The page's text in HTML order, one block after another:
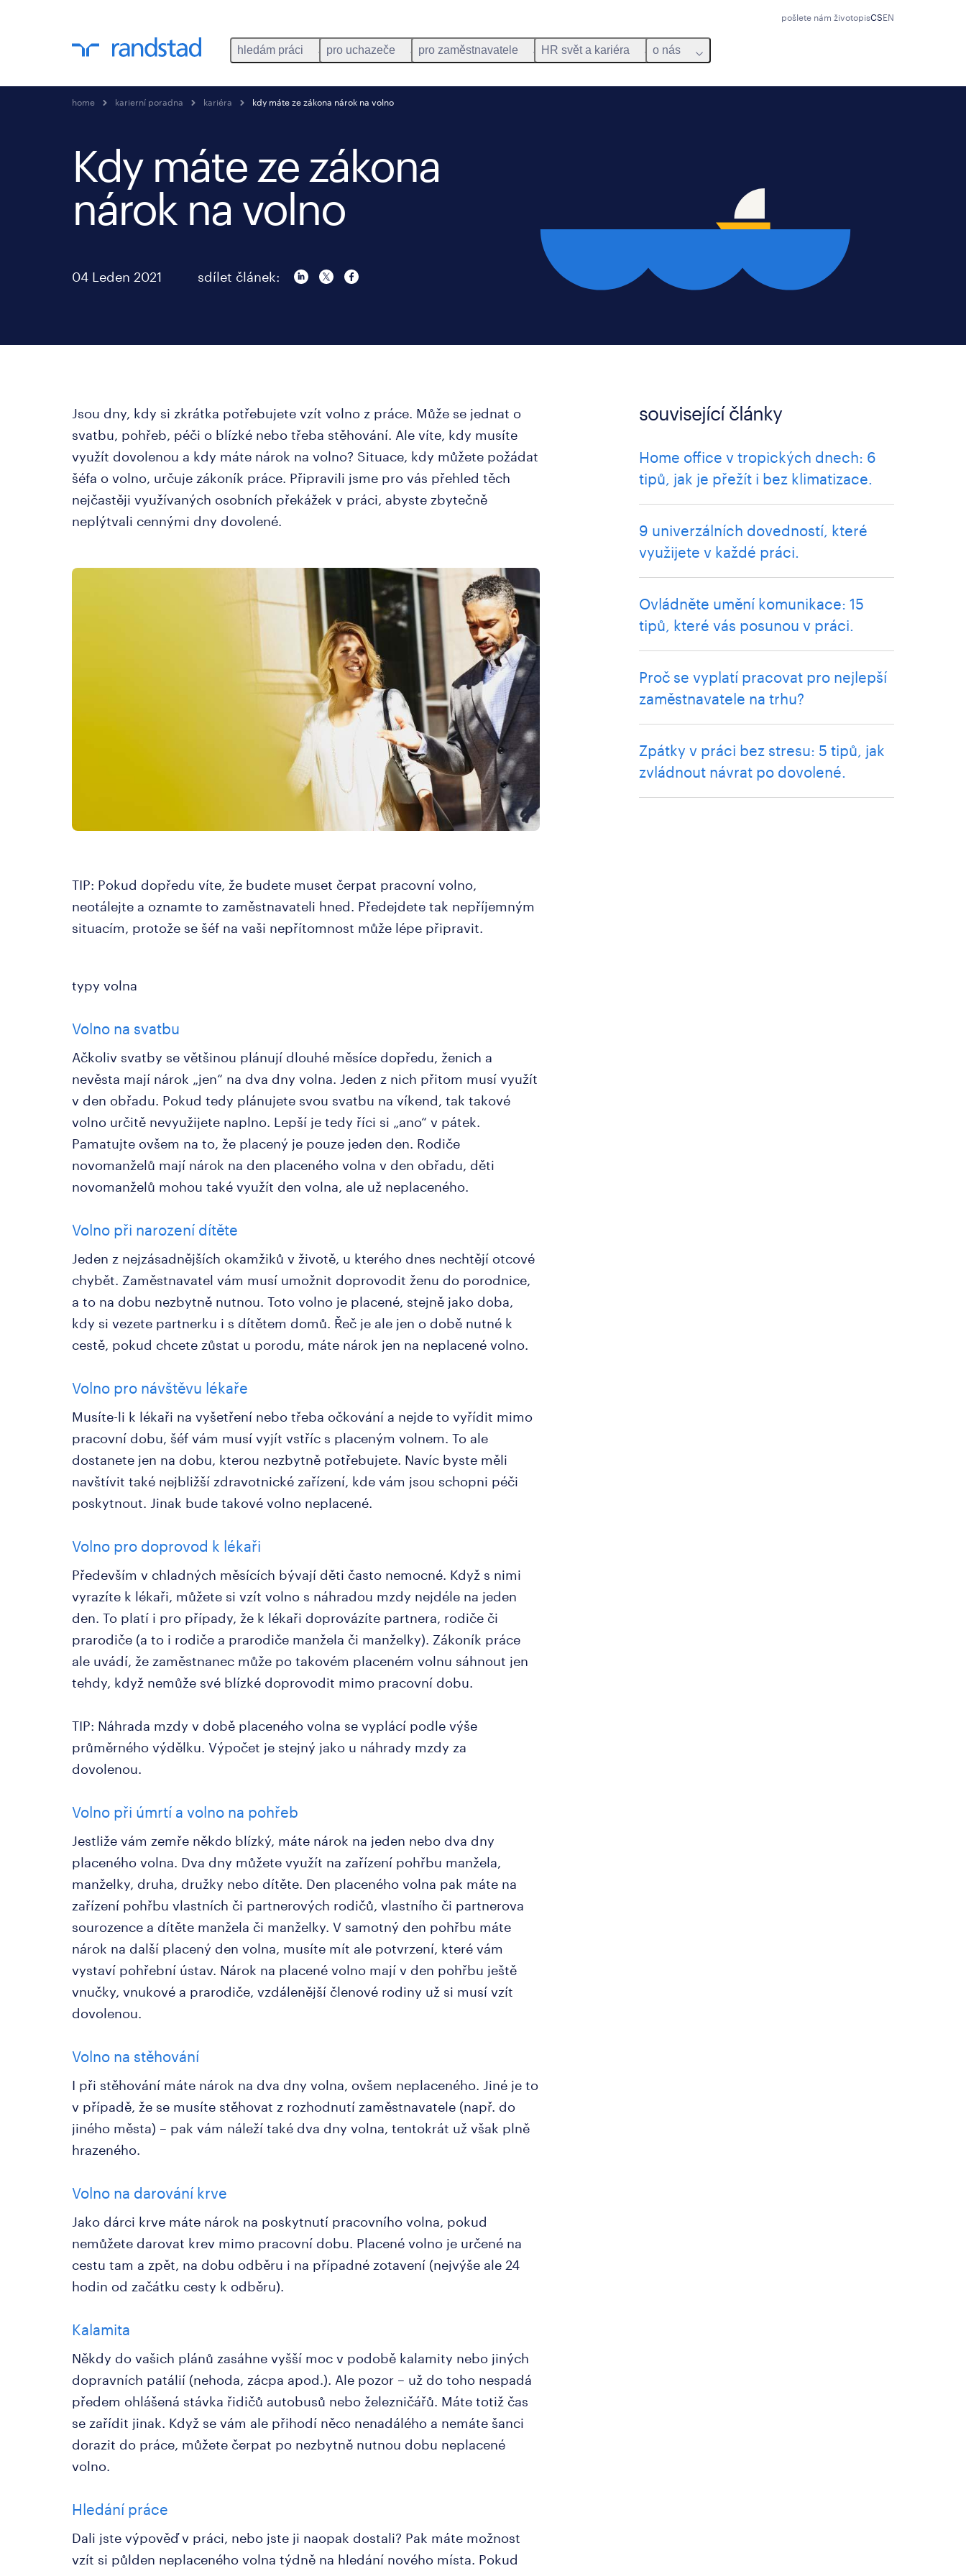
pošlete nám životopisCSEN
hledám práci pro uchazeče pro zaměstnavatele HR svět a kariéra o nás
home karierní poradna kariéra kdy máte ze zákona nárok na volno
Kdy máte ze zákona
nárok na volno
04 Leden 2021 sdílet článek:
Jsou dny, kdy si zkrátka potřebujete vzít volno z práce. Může se jednat o
svatbu, pohřeb, péči o blízké nebo třeba stěhování. Ale víte, kdy musíte
využít dovolenou a kdy máte nárok na volno? Situace, kdy můžete požádat
šéfa o volno, určuje zákoník práce. Připravili jsme pro vás přehled těch
nejčastěji využívaných osobních překážek v práci, abyste zbytečně
neplýtvali cennými dny dovolené.
TIP: Pokud dopředu víte, že budete muset čerpat pracovní volno,
neotálejte a oznamte to zaměstnavateli hned. Předejdete tak nepříjemným
situacím, protože se šéf na vaši nepřítomnost může lépe připravit.
typy volna
Volno na svatbu
Ačkoliv svatby se většinou plánují dlouhé měsíce dopředu, ženich a
nevěsta mají nárok „jen“ na dva dny volna. Jeden z nich přitom musí využít
v den obřadu. Pokud tedy plánujete svou svatbu na víkend, tak takové
volno určitě nevyužijete naplno. Lepší je tedy říci si „ano“ v pátek.
Pamatujte ovšem na to, že placený je pouze jeden den. Rodiče
novomanželů mají nárok na den placeného volna v den obřadu, děti
novomanželů mohou také využít den volna, ale už neplaceného.
Volno při narození dítěte
Jeden z nejzásadnějších okamžiků v životě, u kterého dnes nechtějí otcové
chybět. Zaměstnavatel vám musí umožnit doprovodit ženu do porodnice,
a to na dobu nezbytně nutnou. Toto volno je placené, stejně jako doba,
kdy si vezete partnerku i s dítětem domů. Řeč je ale jen o době nutné k
cestě, pokud chcete zůstat u porodu, máte nárok jen na neplacené volno.
Volno pro návštěvu lékaře
Musíte-li k lékaři na vyšetření nebo třeba očkování a nejde to vyřídit mimo
pracovní dobu, šéf vám musí vyjít vstříc s placeným volnem. To ale
dostanete jen na dobu, kterou nezbytně potřebujete. Navíc byste měli
navštívit také nejbližší zdravotnické zařízení, kde vám jsou schopni péči
poskytnout. Jinak bude takové volno neplacené.
Volno pro doprovod k lékaři
Především v chladných měsících bývají děti často nemocné. Když s nimi
vyrazíte k lékaři, můžete si vzít volno s náhradou mzdy nejdéle na jeden
den. To platí i pro případy, že k lékaři doprovázíte partnera, rodiče či
prarodiče (a to i rodiče a prarodiče manžela či manželky). Zákoník práce
ale uvádí, že zaměstnanec může po takovém placeném volnu sáhnout jen
tehdy, když nemůže své blízké doprovodit mimo pracovní dobu.
TIP: Náhrada mzdy v době placeného volna se vyplácí podle výše
průměrného výdělku. Výpočet je stejný jako u náhrady mzdy za
dovolenou.
Volno při úmrtí a volno na pohřeb
Jestliže vám zemře někdo blízký, máte nárok na jeden nebo dva dny
placeného volna. Dva dny můžete využít na zařízení pohřbu manžela,
manželky, druha, družky nebo dítěte. Den placeného volna pak máte na
zařízení pohřbu vlastních či partnerových rodičů, vlastního či partnerova
sourozence a dítěte manžela či manželky. V samotný den pohřbu máte
nárok na další placený den volna, musíte mít ale potvrzení, které vám
vystaví pohřební ústav. Nárok na placené volno mají v den pohřbu ještě
vnučky, vnukové a prarodiče, vzdálenější členové rodiny už si musí vzít
dovolenou.
Volno na stěhování
I při stěhování máte nárok na dva dny volna, ovšem neplaceného. Jiné je to
v případě, že se musíte stěhovat z rozhodnutí zaměstnavatele (např. do
jiného města) – pak vám náleží také dva dny volna, tentokrát už však plně
hrazeného.
Volno na darování krve
Jako dárci krve máte nárok na poskytnutí pracovního volna, pokud
nemůžete darovat krev mimo pracovní dobu. Placené volno je určené na
cestu tam a zpět, na dobu odběru i na případné zotavení (nejvýše ale 24
hodin od začátku cesty k odběru).
Kalamita
Někdy do vašich plánů zasáhne vyšší moc v podobě kalamity nebo jiných
dopravních patálií (nehoda, zácpa apod.). Ale pozor – už do toho nespadá
předem ohlášená stávka řidičů autobusů nebo železničářů. Máte totiž čas
se zařídit jinak. Když se vám ale přihodí něco nenadálého a nemáte šanci
dorazit do práce, můžete čerpat po nezbytně nutnou dobu neplacené
volno.
Hledání práce
Dali jste výpověď v práci, nebo jste ji naopak dostali? Pak máte možnost
vzít si půlden neplaceného volna týdně na hledání nového místa. Pokud
související články
Home office v tropických dnech: 6
tipů, jak je přežít i bez klimatizace.
9 univerzálních dovedností, které
využijete v každé práci.
Ovládněte umění komunikace: 15
tipů, které vás posunou v práci.
Proč se vyplatí pracovat pro nejlepší
zaměstnavatele na trhu?
Zpátky v práci bez stresu: 5 tipů, jak
zvládnout návrat po dovolené.